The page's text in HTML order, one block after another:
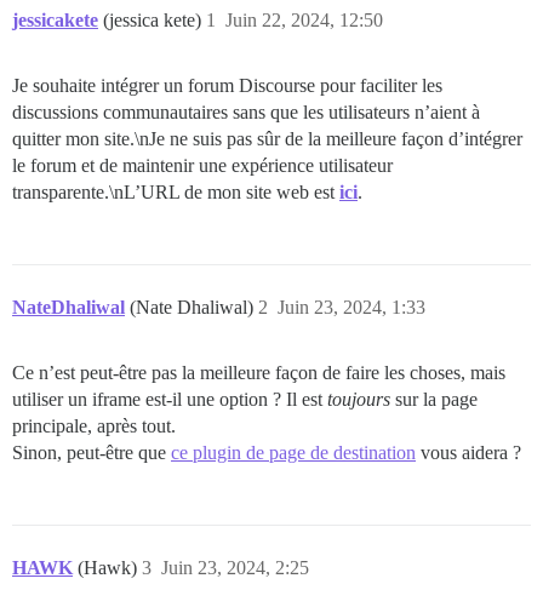
jessicakete (jessica kete) Juin 22, 2024, 12:50
1
Je souhaite intégrer un forum Discourse pour faciliter les
discussions communautaires sans que les utilisateurs n’aient à
quitter mon site.\nJe ne suis pas sûr de la meilleure façon d’intégrer
le forum et de maintenir une expérience utilisateur
transparente.\nL’URL de mon site web est ici.
NateDhaliwal (Nate Dhaliwal) Juin 23, 2024, 1:33
2
Ce n’est peut-être pas la meilleure façon de faire les choses, mais
utiliser un iframe est-il une option ? Il est toujours sur la page
principale, après tout.
Sinon, peut-être que ce plugin de page de destination vous aidera ?
HAWK (Hawk) Juin 23, 2024, 2:25
3